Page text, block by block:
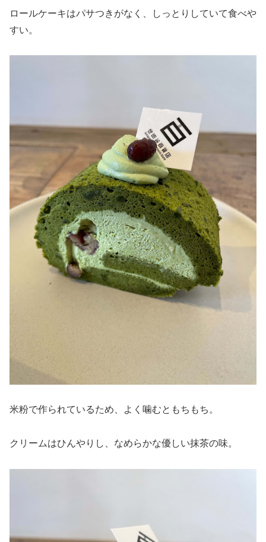
ロールケーキはパサつきがなく、しっとりしていて食べや
すい。
米粉で作られているため、よく噛むともちもち。
クリームはひんやりし、なめらかな優しい抹茶の味。